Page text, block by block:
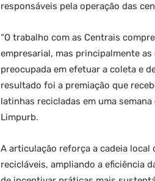
responsáveis pela operação das
“O trabalho com as Centrais
empresarial, mas principalmente
preocupada em efetuar a coleta e
resultado foi a premiação que
latinhas recicladas em uma
Limpurb.
A articulação reforça a cadeia
recicláveis, ampliando a eficiência